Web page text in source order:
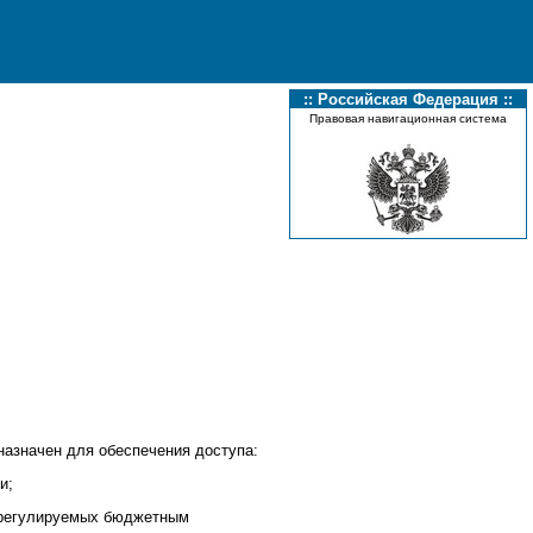
для обеспечения доступа:
бюджетным
:: Российская Федерация ::
Правовая навигационная система